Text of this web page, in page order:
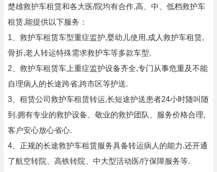
楚雄救护车租赁和各大医/院均有合作.高、中、低档救护车
租赁,能提供以下服务：
1、救护车租赁车型重症监护,婴幼儿使用,成人救护车租赁,
骨折,老人转运特殊需求救护车等多款车型.
2、救护车租赁车上重症监护设备齐全,专门从事危重及不能
自理病人的长途跨省,跨市区等护送.
3、租赁公司救护车租赁转运,长短途护送患者24小时随叫随
到.拥有专业的救护设备、敬业的救护团队、服务价格合理,
客户安心放心省心.
4、正规的长途救护车租赁服务具备转运病人的能力.还开通
了航空转院、高铁转院、中大型活动医/疗保障服务等.